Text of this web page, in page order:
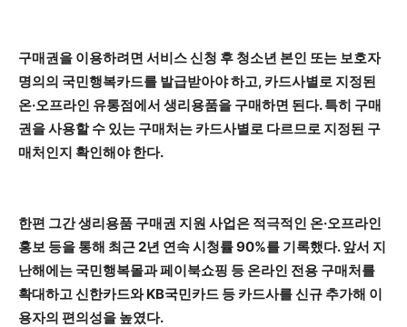
구매권을 이용하려면 서비스 신청 후 청소년 본인 또는 보호자
명의의 국민행복카드를 발급받아야 하고, 카드사별로 지정된
온·오프라인 유통점에서 생리용품을 구매하면 된다. 특히 구매
권을 사용할 수 있는 구매처는 카드사별로 다르므로 지정된 구
매처인지 확인해야 한다.
한편 그간 생리용품 구매권 지원 사업은 적극적인 온·오프라인
홍보 등을 통해 최근 2년 연속 시청률 90%를 기록했다. 앞서 지
난해에는 국민행복몰과 페이북쇼핑 등 온라인 전용 구매처를
확대하고 신한카드와 KB국민카드 등 카드사를 신규 추가해 이
용자의 편의성을 높였다.